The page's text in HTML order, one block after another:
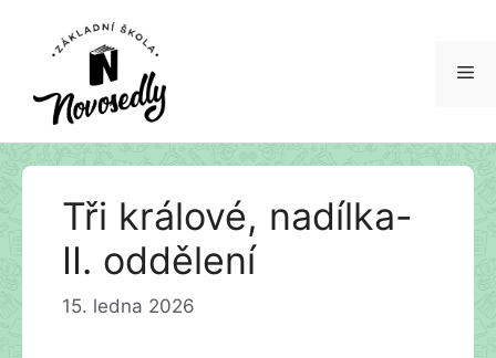
Tři králové, nadílka-
II. oddělení
15. ledna 2026